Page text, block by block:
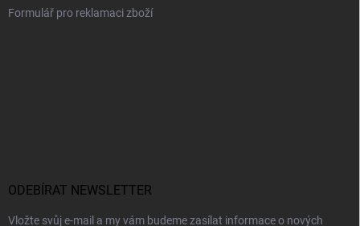
Formulář pro reklamaci zboží
ODEBÍRAT NEWSLETTER
Vložte svůj e-mail a my vám budeme zasílat informace o nových